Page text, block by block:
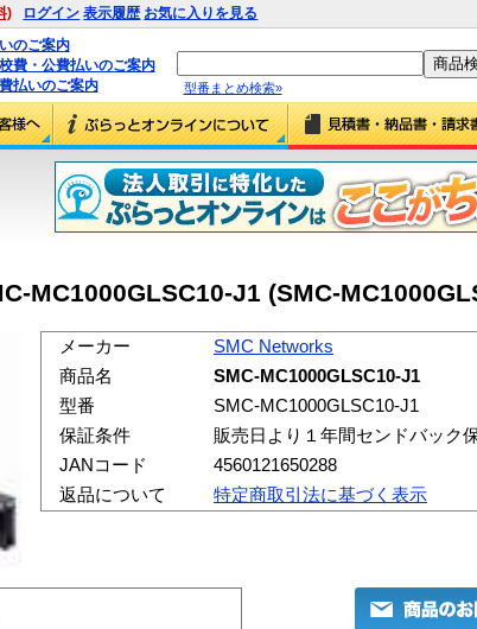
) ログイン 表示履歴 お気に入りを見る
のご案内
費・公費払いのご案内
払いのご案内
型番まとめ検索»
MC1000GLSC10-J1 (SMC-
メーカー
SMC Networks
商品名
SMC-MC1000GLSC10-J1
型番
SMC-MC1000GLSC10-J1
保証条件
販売日より１年間センドバック
JANコード
4560121650288
返品について
特定商取引法に基づく表示